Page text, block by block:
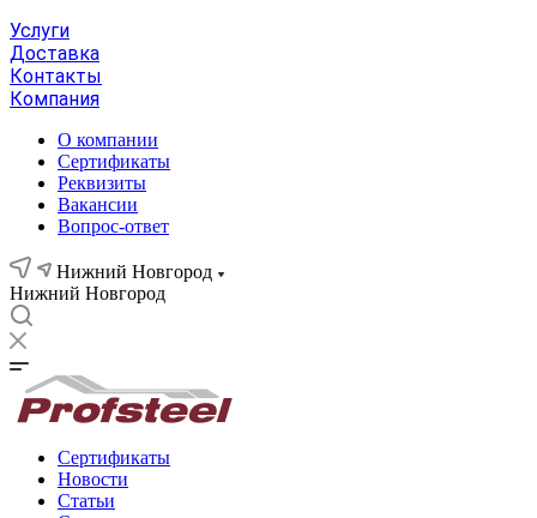
Услуги
Доставка
Контакты
Компания
О компании
Сертификаты
Реквизиты
Вакансии
Вопрос-ответ
Нижний Новгород
Нижний Новгород
Сертификаты
Новости
Статьи